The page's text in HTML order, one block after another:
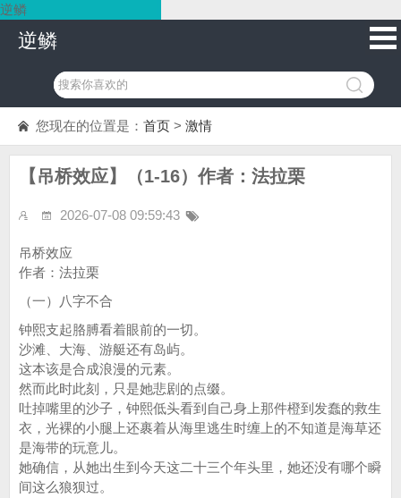
逆鳞
逆鳞
您现在的位置是： 首页 > 激情
【吊桥效应】（1-16）作者：法拉栗
2026-07-08 09:59:43
吊桥效应
作者：法拉栗
（一）八字不合
钟熙支起胳膊看着眼前的一切。
沙滩、大海、游艇还有岛屿。
这本该是合成浪漫的元素。
然而此时此刻，只是她悲剧的点缀。
吐掉嘴里的沙子，钟熙低头看到自己身上那件橙到发蠢的救生
衣，光裸的小腿上还裹着从海里逃生时缠上的不知道是海草还
是海带的玩意儿。
她确信，从她出生到今天这二十三个年头里，她还没有哪个瞬
间这么狼狈过。